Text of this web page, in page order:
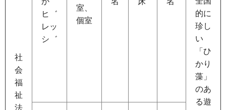
社
会
福
祉
法
ヒ゛
レッ
シ゛
室、
個室
的に
珍し
い
「ひ
かり
藻」
のあ
る遊